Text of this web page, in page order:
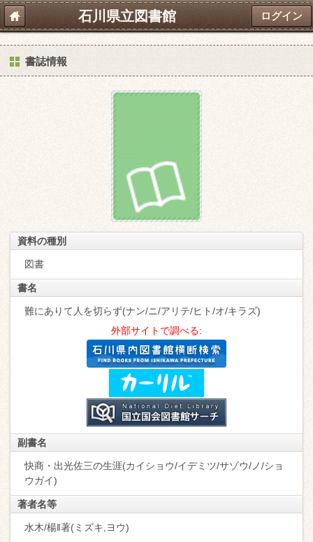
石川県立図書館 ログイン
書誌情報
資料の種別
図書
書名
難にありて人を切らず(ナン/ニ/アリテ/ヒト/オ/キラズ)
外部サイトで調べる:
副書名
快商・出光佐三の生涯(カイショウ/イデミツ/サゾウ/ノ/ショ
ウガイ)
著者名等
水木/楊‖著(ミズキ,ヨウ)